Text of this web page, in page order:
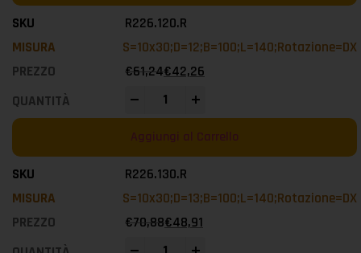
R226.120.R
S=10x30;D=12;B=100;L=140;Rotazione=DX
€61,24€42,26
Aggiungi al Carrello
R226.130.R
S=10x30;D=13;B=100;L=140;Rotazione=DX
€70,88€48,91